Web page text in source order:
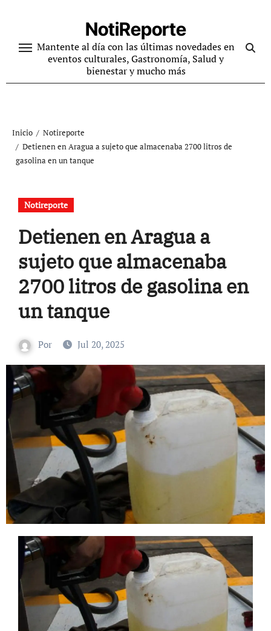
contenido
NotiReporte
Mantente al día con las últimas novedades en
eventos culturales, Gastronomía, Salud y
bienestar y mucho más
Inicio
Notireporte
Detienen en Aragua a sujeto que almacenaba 2700 litros de
gasolina en un tanque
Notireporte
Detienen en Aragua a
sujeto que almacenaba
2700 litros de gasolina en
un tanque
Por Jul 20, 2025